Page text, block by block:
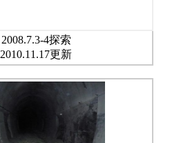
2008.7.3-4探索
2010.11.17更新